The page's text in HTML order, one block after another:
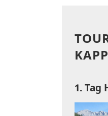
1. Tag